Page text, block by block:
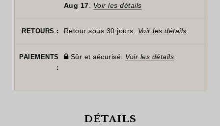
Aug 17
Voir les détails
RETOURS : Retour sous 30 jours. Voir les détails
PAIEMENTS
:
Sûr et sécurisé. Voir les détails
DÉTAILS